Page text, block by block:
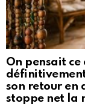
On pensait ce
son retour en
stoppe net la